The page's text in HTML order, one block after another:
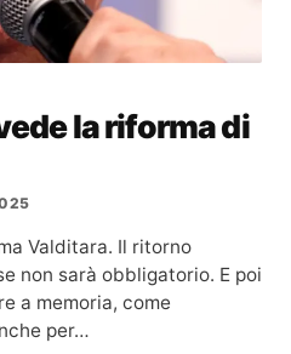
la riforma di
Valditara. Il ritorno
non sarà obbligatorio. E poi
a memoria, come
per…